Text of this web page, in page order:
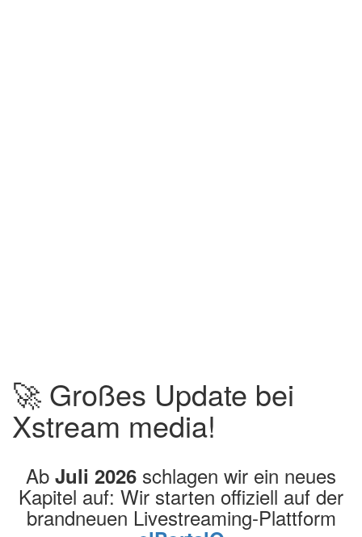
🚀 Großes Update bei
Xstream media!
Ab Juli 2026 schlagen wir ein neues
Kapitel auf: Wir starten offiziell auf der
brandneuen Livestreaming-Plattform